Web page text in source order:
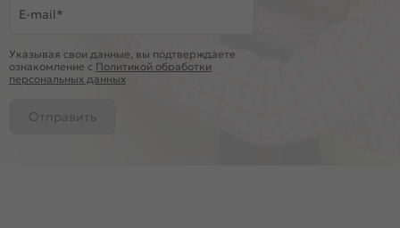
E-mail*
Указывая свои данные, вы подтверждаете
ознакомление c Политикой обработки
персональных данных
Отправить